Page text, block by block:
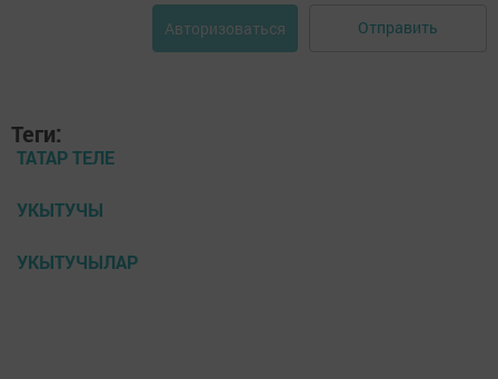
Авторизоваться Отправить
Теги:
ТАТАР ТЕЛЕ
УКЫТУЧЫ
УКЫТУЧЫЛАР